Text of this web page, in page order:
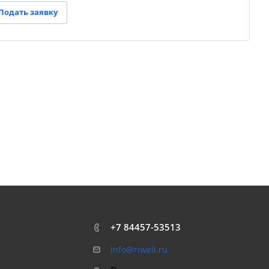
заявку
+7 84457-53513
info@riwell.ru